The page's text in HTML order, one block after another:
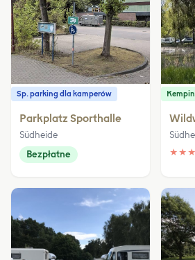
Sp. parking dla kamperów
Parkplatz Sporthalle
Südheide
Bezpłatne
★ ★ ★